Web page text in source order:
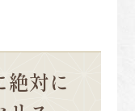
絶対に